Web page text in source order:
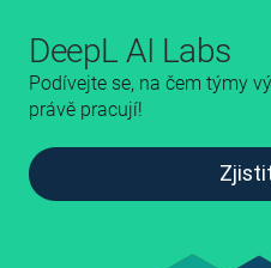
DeepL AI Labs
Podívejte se, na čem týmy
právě pracují!